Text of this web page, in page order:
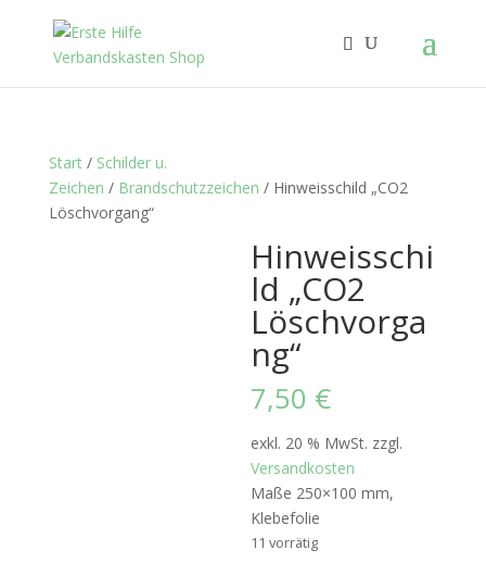
Start/ Schilder u.
Zeichen / Brandschutzzeichen / Hinweisschild „CO2
Löschvorgang“
Hinweisschi
ld „CO2
Löschvorga
ng“
7,50 €
exkl. 20 % MwSt. zzgl.
Versandkosten
Maße 250×100 mm,
Klebefolie
11 vorrätig